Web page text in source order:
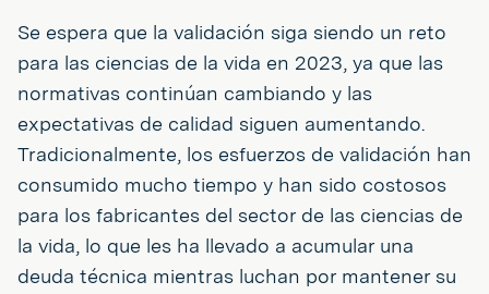
Se espera que la validación siga siendo un reto
para las ciencias de la vida en 2023, ya que las
normativas continúan cambiando y las
expectativas de calidad siguen aumentando.
Tradicionalmente, los esfuerzos de validación han
consumido mucho tiempo y han sido costosos
para los fabricantes del sector de las ciencias de
la vida, lo que les ha llevado a acumular una
deuda técnica mientras luchan por mantener su